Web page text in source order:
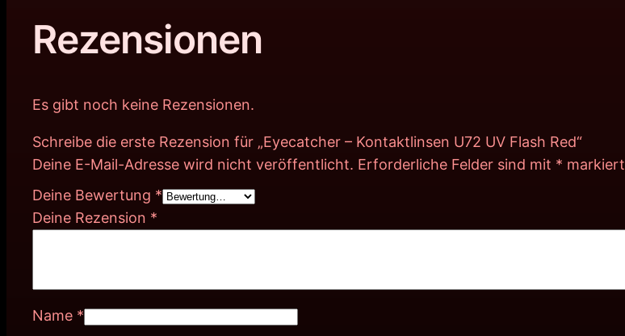
Rezensionen
Es gibt noch keine Rezensionen.
Schreibe die erste Rezension für „Eyecatcher – Kontaktlinsen U72 UV Flash Red“
Deine E-Mail-Adresse wird nicht veröffentlicht. Erforderliche Felder sind mit * markiert
Deine Bewertung *
Deine Rezension *
Name *